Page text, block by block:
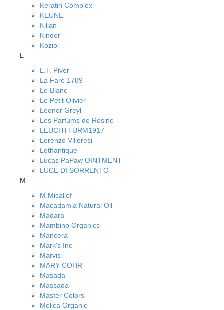
Keratin Complex
KEUNE
Kilian
Kinder
Koziol
L
L.T. Piver
La Fare 1789
Le Blanc
Le Petit Olivier
Leonor Greyl
Les Parfums de Rosine
LEUCHTTURM1917
Lorenzo Villoresi
Lothantique
Lucas PaPaw OINTMENT
LUCE DI SORRENTO
M
M.Micallef
Macadamia Natural Oil
Madara
Mambino Organics
Mancera
Mark's Inc
Marvis
MARY COHR
Masada
Massada
Master Colors
Melica Organic